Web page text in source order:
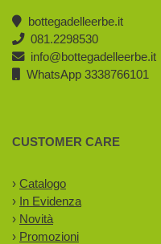
bottegadelleerbe.it
081.2298530
info@bottegadelleerbe.it
WhatsApp 3338766101
CUSTOMER CARE
› Catalogo
› In Evidenza
› Novità
› Promozioni